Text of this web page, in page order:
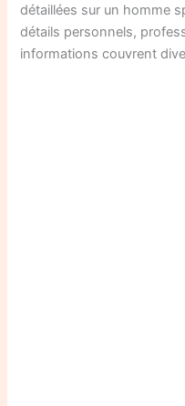
détaillées sur un homme
détails personnels,
informations couvrent